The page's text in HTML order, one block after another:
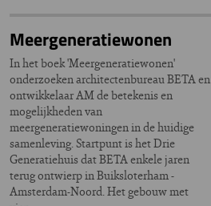
Meergeneratiewonen
In het boek 'Meergeneratiewonen'
onderzoeken architectenbureau BETA en
ontwikkelaar AM de betekenis en
mogelijkheden van
meergeneratiewoningen in de huidige
samenleving. Startpunt is het Drie
Generatiehuis dat BETA enkele jaren
terug ontwierp in Buiksloterham -
Amsterdam-Noord. Het gebouw met